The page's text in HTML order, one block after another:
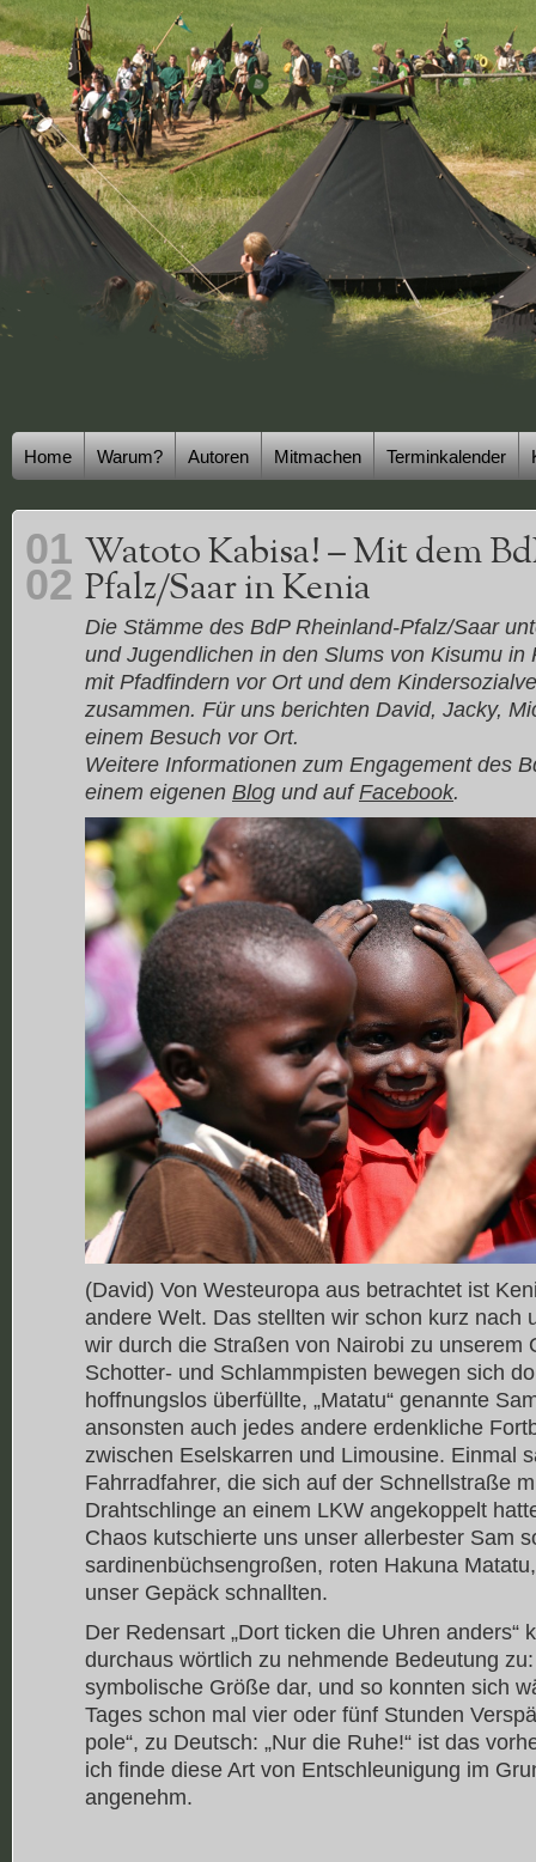
Home Warum? Autoren Mitmachen Terminkalender
01
02
Watoto Kabisa! – Mit dem
Pfalz/Saar in Kenia
Die Stämme des BdP Rheinland-Pfalz/Saar
und Jugendlichen in den Slums von Kisumu in
mit Pfadfindern vor Ort und dem
zusammen. Für uns berichten David, Jacky,
einem Besuch vor Ort.
Weitere Informationen zum Engagement des
einem eigenen Blog und aufFacebook.
(David) Von Westeuropa aus betrachtet ist
andere Welt. Das stellten wir schon kurz nach
wir durch die Straßen von Nairobi zu unserem
Schotter- und Schlammpisten bewegen sich
hoffnungslos überfüllte, „Matatu“ genannte
ansonsten auch jedes andere erdenkliche
zwischen Eselskarren und Limousine. Einmal
Fahrradfahrer, die sich auf der Schnellstraße
Drahtschlinge an einem LKW angekoppelt
Chaos kutschierte uns unser allerbester Sam
sardinenbüchsengroßen, roten Hakuna
unser Gepäck schnallten.
Der Redensart „Dort ticken die Uhren anders“
durchaus wörtlich zu nehmende Bedeutung
symbolische Größe dar, und so konnten sich
Tages schon mal vier oder fünf Stunden
pole“, zu Deutsch: „Nur die Ruhe!“ ist das
ich finde diese Art von Entschleunigung im
angenehm.